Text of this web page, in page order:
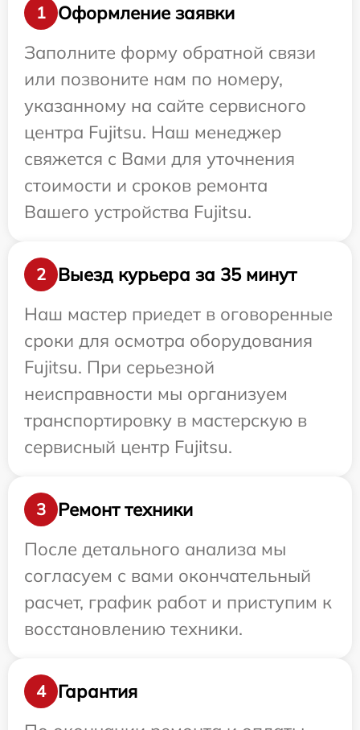
1
Оформление заявки
Заполните форму обратной связи
или позвоните нам по номеру,
указанному на сайте сервисного
центра Fujitsu. Наш менеджер
свяжется с Вами для уточнения
стоимости и сроков ремонта
Вашего устройства Fujitsu.
2
Выезд курьера за 35 минут
Наш мастер приедет в оговоренные
сроки для осмотра оборудования
Fujitsu. При серьезной
неисправности мы организуем
транспортировку в мастерскую в
сервисный центр Fujitsu.
3
Ремонт техники
После детального анализа мы
согласуем с вами окончательный
расчет, график работ и приступим к
восстановлению техники.
4
Гарантия